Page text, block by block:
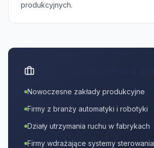
produkcyjnych.
Nowoczesne zakłady produkcyjne
Firmy z branży automatyki i robotyki
Działy utrzymania ruchu w fabrykach
Firmy wdrażające systemy sterowania